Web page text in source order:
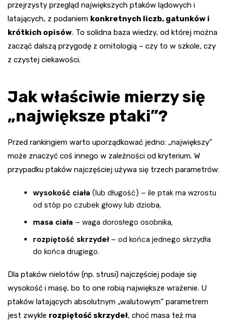
przejrzysty przegląd największych ptaków lądowych i
latających, z podaniem konkretnych liczb, gatunków i
krótkich opisów. To solidna baza wiedzy, od której można
zacząć dalszą przygodę z ornitologią – czy to w szkole, czy
z czystej ciekawości.
Jak właściwie mierzy się
„największe ptaki”?
Przed rankingiem warto uporządkować jedno: „największy”
może znaczyć coś innego w zależności od kryterium. W
przypadku ptaków najczęściej używa się trzech parametrów:
wysokość ciała (lub długość) – ile ptak ma wzrostu
od stóp po czubek głowy lub dzioba,
masa ciała – waga dorosłego osobnika,
rozpiętość skrzydeł– od końca jednego skrzydła
do końca drugiego.
Dla ptaków nielotów (np. strusi) najczęściej podaje się
wysokość i masę, bo to one robią największe wrażenie. U
ptaków latających absolutnym „walutowym” parametrem
jest zwykle rozpiętość skrzydeł, choć masa też ma